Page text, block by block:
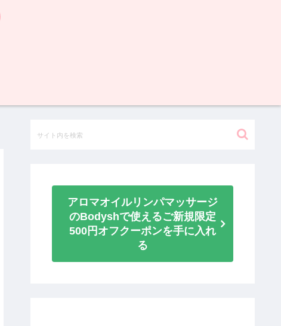
アロマオイルリンパマッサージ
のBodyshで使えるご新規限定
500円オフクーポンを手に入れ
る